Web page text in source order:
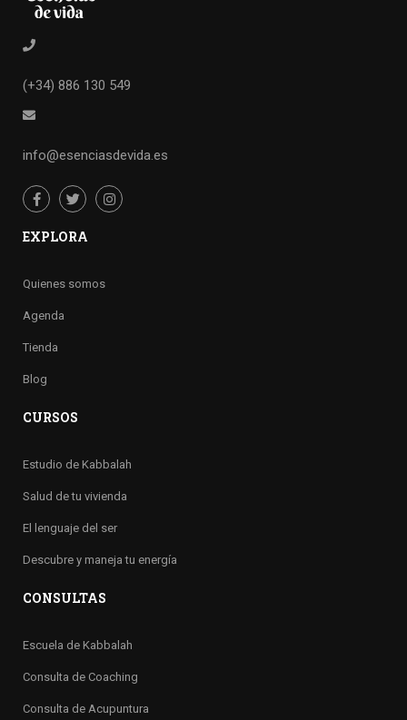
(+34) 886 130 549
info@esenciasdevida.es
EXPLORA
Quienes somos
Agenda
Tienda
Blog
CURSOS
Estudio de Kabbalah
Salud de tu vivienda
El lenguaje del ser
Descubre y maneja tu energía
CONSULTAS
Escuela de Kabbalah
Consulta de Coaching
Consulta de Acupuntura